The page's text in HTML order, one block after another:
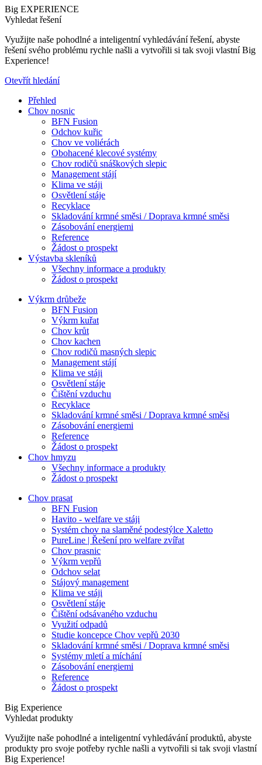
Big EXPERIENCE
Vyhledat řešení
Využijte naše pohodlné a inteligentní vyhledávání řešení, abyste
řešení svého problému rychle našli a vytvořili si tak svoji vlastní Big
Experience!
Otevřít hledání
Přehled
Chov nosnic
BFN Fusion
Odchov kuřic
Chov ve voliérách
Obohacené klecové systémy
Chov rodičů snáškových slepic
Management stájí
Klima ve stáji
Osvětlení stáje
Recyklace
Skladování krmné směsi / Doprava krmné směsi
Zásobování energiemi
Reference
Žádost o prospekt
Výstavba skleníků
Všechny informace a produkty
Žádost o prospekt
Výkrm drůbeže
BFN Fusion
Výkrm kuřat
Chov krůt
Chov kachen
Chov rodičů masných slepic
Management stájí
Klima ve stáji
Osvětlení stáje
Čištění vzduchu
Recyklace
Skladování krmné směsi / Doprava krmné směsi
Zásobování energiemi
Reference
Žádost o prospekt
Chov hmyzu
Všechny informace a produkty
Žádost o prospekt
Chov prasat
BFN Fusion
Havito - welfare ve stáji
Systém chov na slaměné podestýlce Xaletto
PureLine | Řešení pro welfare zvířat
Chov prasnic
Výkrm vepřů
Odchov selat
Stájový management
Klima ve stáji
Osvětlení stáje
Čištění odsávaného vzduchu
Využití odpadů
Studie koncepce Chov vepřů 2030
Skladování krmné směsi / Doprava krmné směsi
Systémy mletí a míchání
Zásobování energiemi
Reference
Žádost o prospekt
Big Experience
Vyhledat produkty
Využijte naše pohodlné a inteligentní vyhledávání produktů, abyste
produkty pro svoje potřeby rychle našli a vytvořili si tak svoji vlastní
Big Experience!